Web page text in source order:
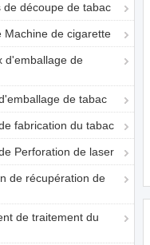
de découpe de tabac
Machine de cigarette
d'emballage de
de tabac
fabrication du tabac
Perforation de laser
de récupération de
de traitement du